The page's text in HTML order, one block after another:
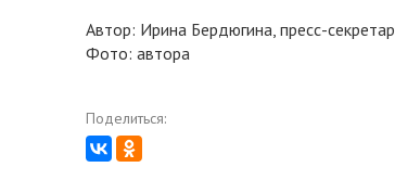
Автор: Ирина Бердюгина, пресс-
Фото: автора
Поделиться: